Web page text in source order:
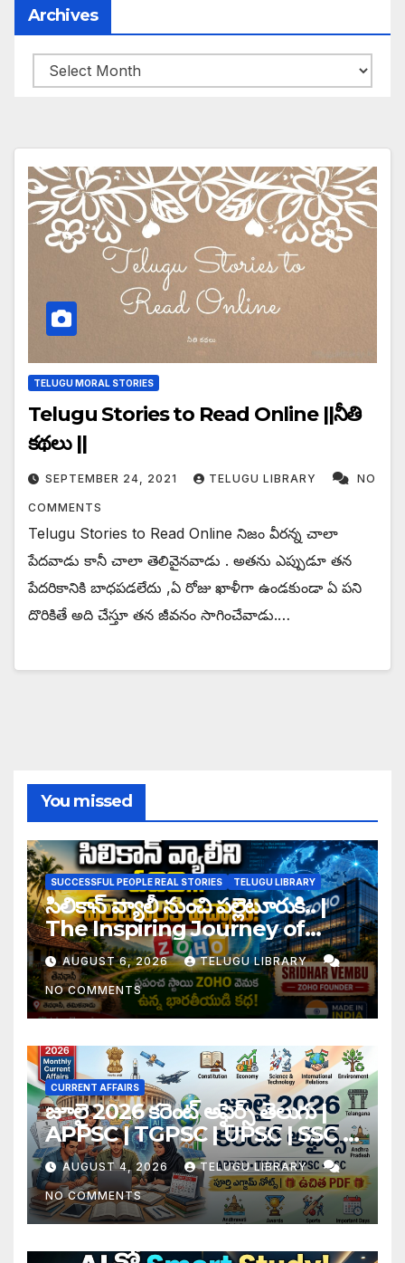
Archives
Archives
TELUGU MORAL STORIES
Telugu Stories to Read Online ||నీతి
కథలు ||
SEPTEMBER 24, 2021 TELUGU LIBRARY NO
COMMENTS
Telugu Stories to Read Online నిజం వీరన్న చాలా
పేదవాడు కానీ చాలా తెలివైనవాడు . అతను ఎప్పుడూ తన
పేదరికానికి బాధపడలేదు ,ఏ రోజు ఖాళీగా ఉండకుండా ఏ పని
దొరికితే అది చేస్తూ తన జీవనం సాగించేవాడు.…
You missed
SUCCESSFUL PEOPLE REAL STORIES TELUGU LIBRARY
సిలికాన్ వ్యాలీ నుంచి పల్లెటూరుకి.. |
The Inspiring Journey of
Zoho Founder Sridhar
Vembu
AUGUST 6, 2026 TELUGU LIBRARY
NO COMMENTS
CURRENT AFFAIRS
జూలై 2026 కరెంట్ అఫైర్స్ తెలుగు |
APPSC | TGPSC | UPSC | SSC |
Banking Exam Notes
AUGUST 4, 2026 TELUGU LIBRARY
NO COMMENTS